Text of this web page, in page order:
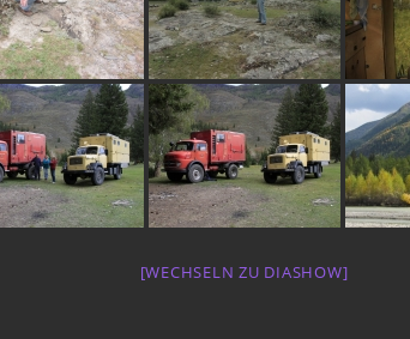
[WECHSELN ZU DIASHOW]